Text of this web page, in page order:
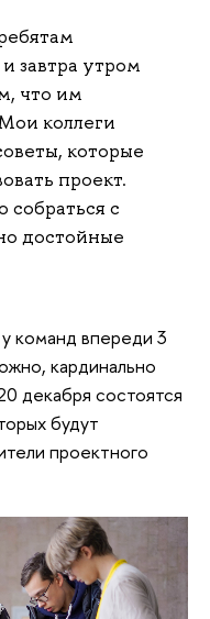
завтра утром
что им
коллеги
которые
проект.
с
достойные
команд впереди 3
кардинально
декабря состоятся
будут
проектного